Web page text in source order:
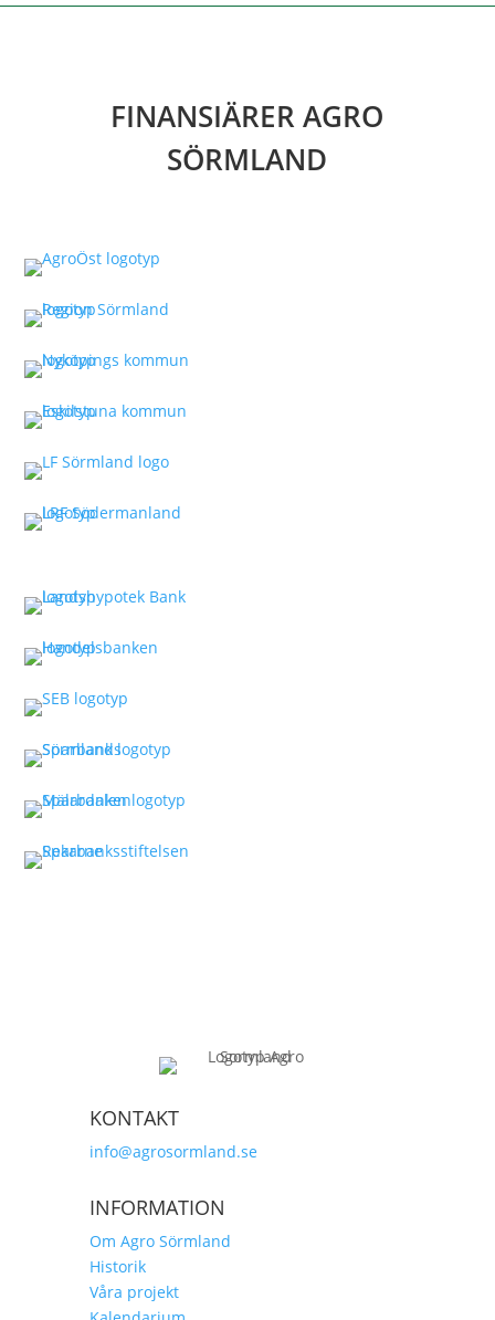
FINANSIÄRER AGRO
SÖRMLAND
KONTAKT
info@agrosormland.se
INFORMATION
Om Agro Sörmland
Historik
Våra projekt